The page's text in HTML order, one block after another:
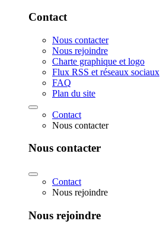
Contact
Nous contacter
Nous rejoindre
Charte graphique et logo
Flux RSS et réseaux sociaux
FAQ
Plan du site
Contact
Nous contacter
Nous contacter
Contact
Nous rejoindre
Nous rejoindre